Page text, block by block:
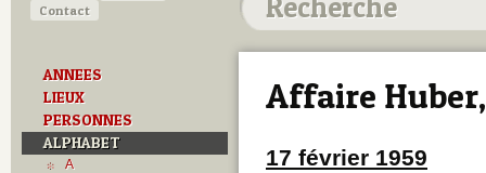
Contact
ANNEES
LIEUX
PERSONNES
ALPHABET
A
Affaire
17 février 1959